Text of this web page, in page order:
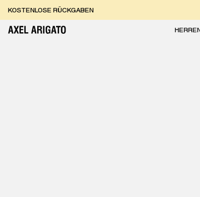
Zum Inhalt springen
KOSTENLOSE RÜCKGABEN
KOSTENLOSE EXPRESSLIEFERUNG